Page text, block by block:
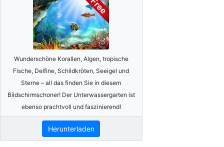
Wunderschöne Korallen, Algen, tropische
Fische, Delfine, Schildkröten, Seeigel und
Sterne – all das finden Sie in diesem
Bildschirmschoner! Der Unterwassergarten ist
ebenso prachtvoll und faszinierend!
Herunterladen